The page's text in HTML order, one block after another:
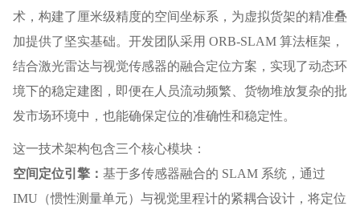
术，构建了厘米级精度的空间坐标系，为虚拟货架的精准叠
加提供了坚实基础。开发团队采用 ORB-SLAM 算法框架，
结合激光雷达与视觉传感器的融合定位方案，实现了动态环
境下的稳定建图，即便在人员流动频繁、货物堆放复杂的批
发市场环境中，也能确保定位的准确性和稳定性。
这一技术架构包含三个核心模块：
空间定位引擎： 基于多传感器融合的 SLAM 系统，通过
IMU（惯性测量单元）与视觉里程计的紧耦合设计，将定位